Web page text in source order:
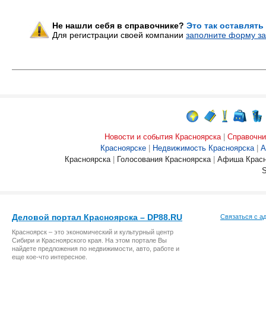
Не нашли себя в справочнике? Это так
Для регистрации своей компании заполните форму
Новости и события Красноярска
Красноярске
Недвижимость Красноярска
Красноярска
Голосования Красноярска
Афиша
Деловой портал Красноярска – DP88.RU
Красноярск – это экономический и культурный центр
Сибири и Красноярского края. На этом портале Вы
найдете предложения по недвижимости, авто, работе и
еще кое-что интересное.
Связаться с